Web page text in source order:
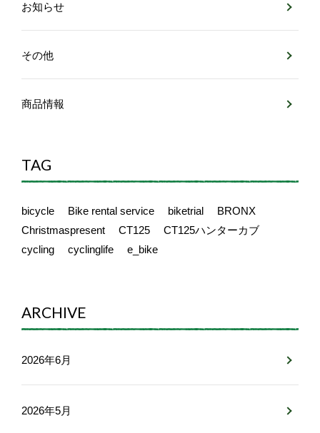
お知らせ
その他
商品情報
TAG
bicycle Bike rental service biketrial
BRONX
Christmaspresent
CT125
CT125ハンターカブ
cycling
cyclinglife e_bike
ARCHIVE
2026年6月
2026年5月